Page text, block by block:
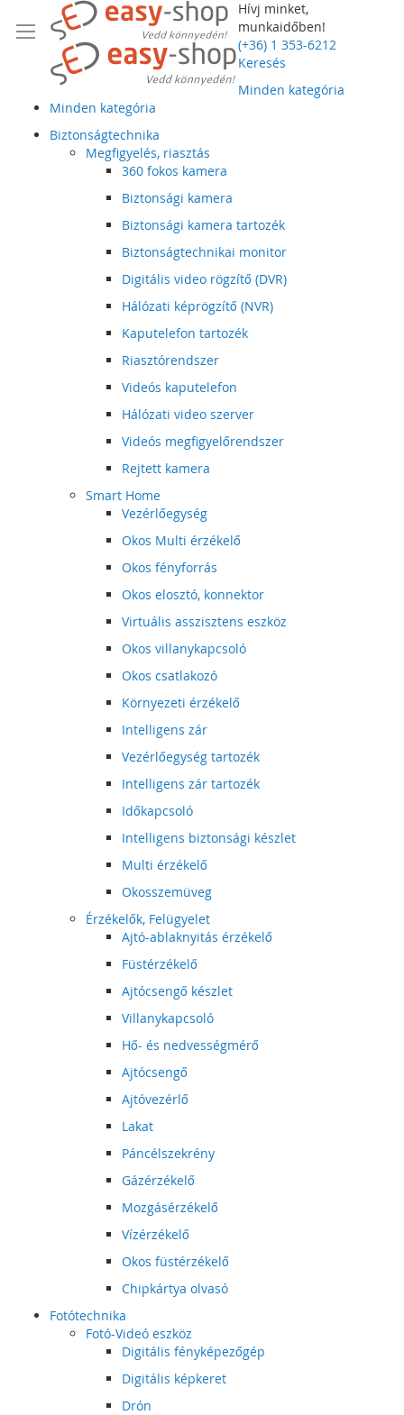
Hívj minket,
munkaidőben!
(+36) 1 353-6212
Keresés
Minden kategória
Minden kategória
Biztonságtechnika
Megfigyelés, riasztás
360 fokos kamera
Biztonsági kamera
Biztonsági kamera tartozék
Biztonságtechnikai monitor
Digitális video rögzítő (DVR)
Hálózati képrögzítő (NVR)
Kaputelefon tartozék
Riasztórendszer
Videós kaputelefon
Hálózati video szerver
Videós megfigyelőrendszer
Rejtett kamera
Smart Home
Vezérlőegység
Okos Multi érzékelő
Okos fényforrás
Okos elosztó, konnektor
Virtuális asszisztens eszköz
Okos villanykapcsoló
Okos csatlakozó
Környezeti érzékelő
Intelligens zár
Vezérlőegység tartozék
Intelligens zár tartozék
Időkapcsoló
Intelligens biztonsági készlet
Multi érzékelő
Okosszemüveg
Érzékelők, Felügyelet
Ajtó-ablaknyitás érzékelő
Füstérzékelő
Ajtócsengő készlet
Villanykapcsoló
Hő- és nedvességmérő
Ajtócsengő
Ajtóvezérlő
Lakat
Páncélszekrény
Gázérzékelő
Mozgásérzékelő
Vízérzékelő
Okos füstérzékelő
Chipkártya olvasó
Fotótechnika
Fotó-Videó eszköz
Digitális fényképezőgép
Digitális képkeret
Drón